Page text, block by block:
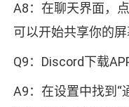
A8：在聊天界面，
可以开始共享你的屏
Q9：Discord下载
A9：在设置中找到“